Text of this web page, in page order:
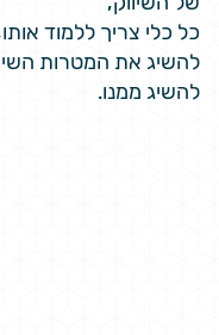
כל כלי צריך ללמוד
להשיג את המטרות
להשיג ממנו.